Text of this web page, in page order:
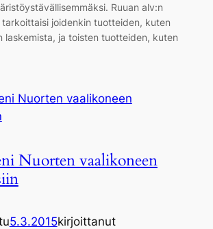
Ruuan alv:n
joidenkin tuotteiden, kuten
laskemista, ja toisten tuotteiden, kuten
Nuorten vaalikoneen
5.3.2015kirjoittanut